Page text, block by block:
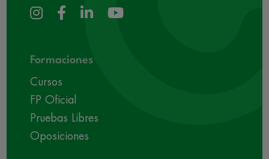
Formaciones
Cursos
FP Oficial
Pruebas Libres
Oposiciones